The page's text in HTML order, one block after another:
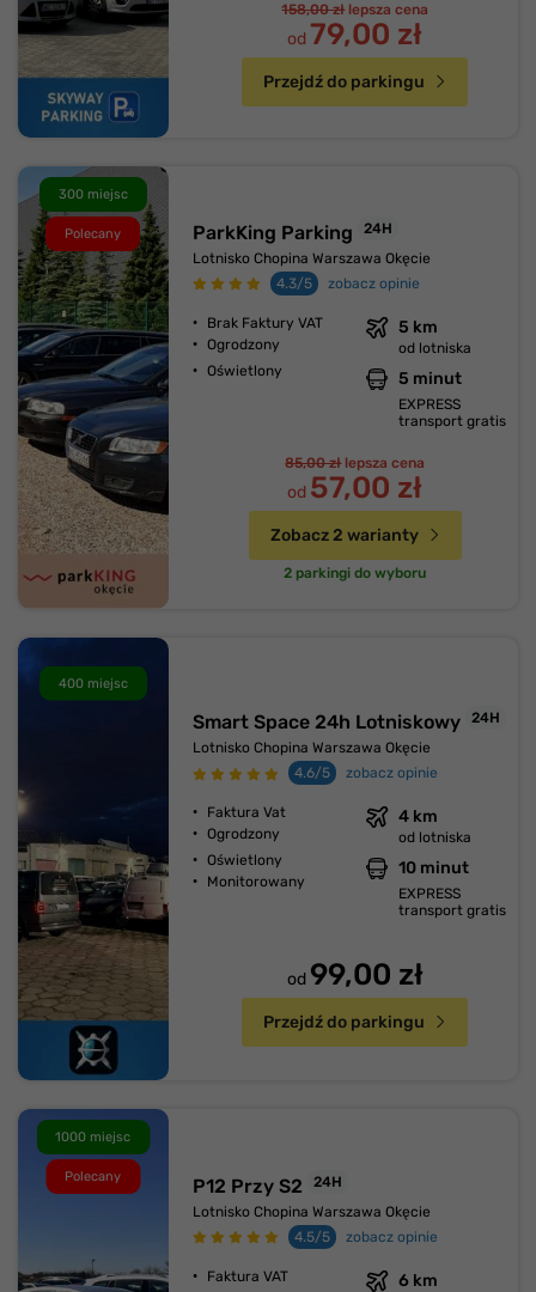
158,00 zł lepsza cena
od 79,00 zł
Przejdź do parkingu
300 miejsc
Polecany ParkKing Parking
24H
Lotnisko Chopina Warszawa Okęcie
4.3/5
zobacz opinie
Brak Faktury VAT
Ogrodzony
Oświetlony
5 km
od lotniska
5 minut
EXPRESS
transport gratis
85,00 zł lepsza cena
od 57,00 zł
Zobacz 2 warianty
2 parkingi do wyboru
400 miejsc
Smart Space 24h Lotniskowy
24H
Lotnisko Chopina Warszawa Okęcie
4.6/5
zobacz opinie
Faktura Vat
Ogrodzony
Oświetlony
Monitorowany
4 km
od lotniska
10 minut
EXPRESS
transport gratis
od 99,00 zł
Przejdź do parkingu
1000 miejsc
Polecany P12 Przy S2
24H
Lotnisko Chopina Warszawa Okęcie
4.5/5
zobacz opinie
Faktura VAT
6 km